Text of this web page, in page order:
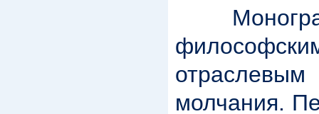
отраслевым
молчания.